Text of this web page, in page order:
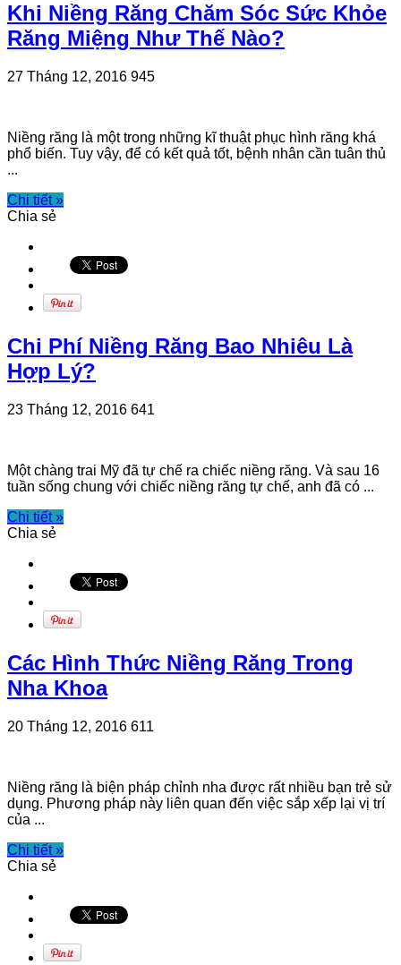
Khi Niềng Răng Chăm Sóc Sức Khỏe
Răng Miệng Như Thế Nào?
27 Tháng 12, 2016 945
Niềng răng là một trong những kĩ thuật phục hình răng khá
phổ biến. Tuy vậy, để có kết quả tốt, bệnh nhân cần tuân thủ
...
Chi tiết »
Chia sẻ
Chi Phí Niềng Răng Bao Nhiêu Là
Hợp Lý?
23 Tháng 12, 2016 641
Một chàng trai Mỹ đã tự chế ra chiếc niềng răng. Và sau 16
tuần sống chung với chiếc niềng răng tự chế, anh đã có ...
Chi tiết »
Chia sẻ
Các Hình Thức Niềng Răng Trong
Nha Khoa
20 Tháng 12, 2016 611
Niềng răng là biện pháp chỉnh nha được rất nhiều bạn trẻ sử
dụng. Phương pháp này liên quan đến việc sắp xếp lại vị trí
của ...
Chi tiết »
Chia sẻ